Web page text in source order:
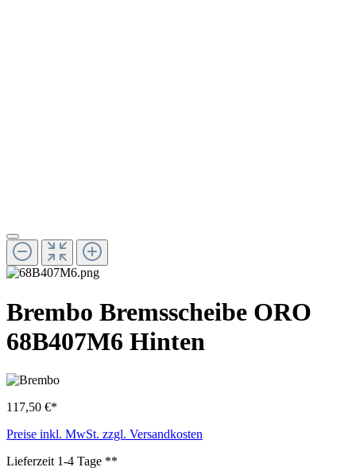
Brembo Bremsscheibe ORO
68B407M6 Hinten
117,50 €*
Preise inkl. MwSt. zzgl. Versandkosten
Lieferzeit 1-4 Tage **